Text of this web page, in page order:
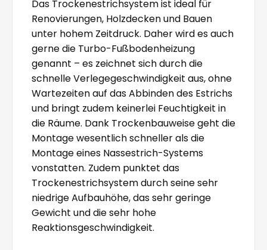
Das Trockenestrichsystem ist ideal für
Renovierungen, Holzdecken und Bauen
unter hohem Zeitdruck. Daher wird es auch
gerne die Turbo-Fußbodenheizung
genannt – es zeichnet sich durch die
schnelle Verlegegeschwindigkeit aus, ohne
Wartezeiten auf das Abbinden des Estrichs
und bringt zudem keinerlei Feuchtigkeit in
die Räume. Dank Trockenbauweise geht die
Montage wesentlich schneller als die
Montage eines Nassestrich-Systems
vonstatten. Zudem punktet das
Trockenestrichsystem durch seine sehr
niedrige Aufbauhöhe, das sehr geringe
Gewicht und die sehr hohe
Reaktionsgeschwindigkeit.